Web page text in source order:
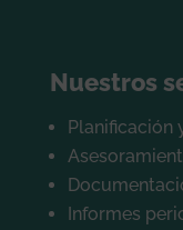
Nuestros
Planificación
Informes